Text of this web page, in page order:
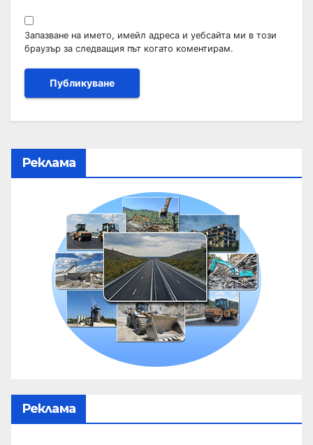
Запазване на името, имейл адреса и уебсайта ми в този
браузър за следващия път когато коментирам.
Реклама
Реклама